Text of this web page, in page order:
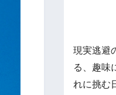
現実逃避
る、趣味
れに挑む